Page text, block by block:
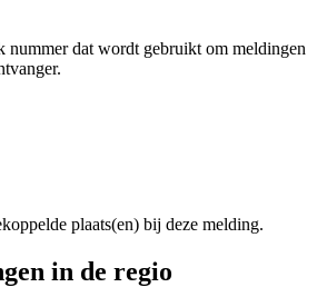
nummer dat wordt gebruikt om meldingen
plaats(en) bij deze melding.
in de regio